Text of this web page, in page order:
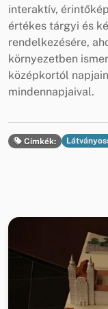
interaktív,
értékes tárgyi és
rendelkezésére,
környezetben
középkortól
mindennapjaival.
Címkék: